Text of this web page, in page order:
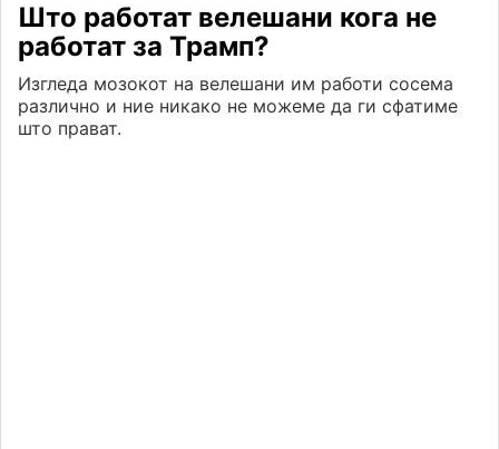
Што работат велешани кога не
работат за Трамп?
Изгледа мозокот на велешани им работи сосема
различно и ние никако не можеме да ги сфатиме
што прават.